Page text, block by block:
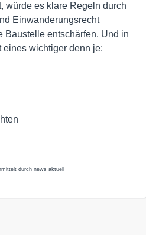
würde es klare Regeln durch
Einwanderungsrecht
Baustelle entschärfen. Und in
wichtiger denn je:
durch news aktuell